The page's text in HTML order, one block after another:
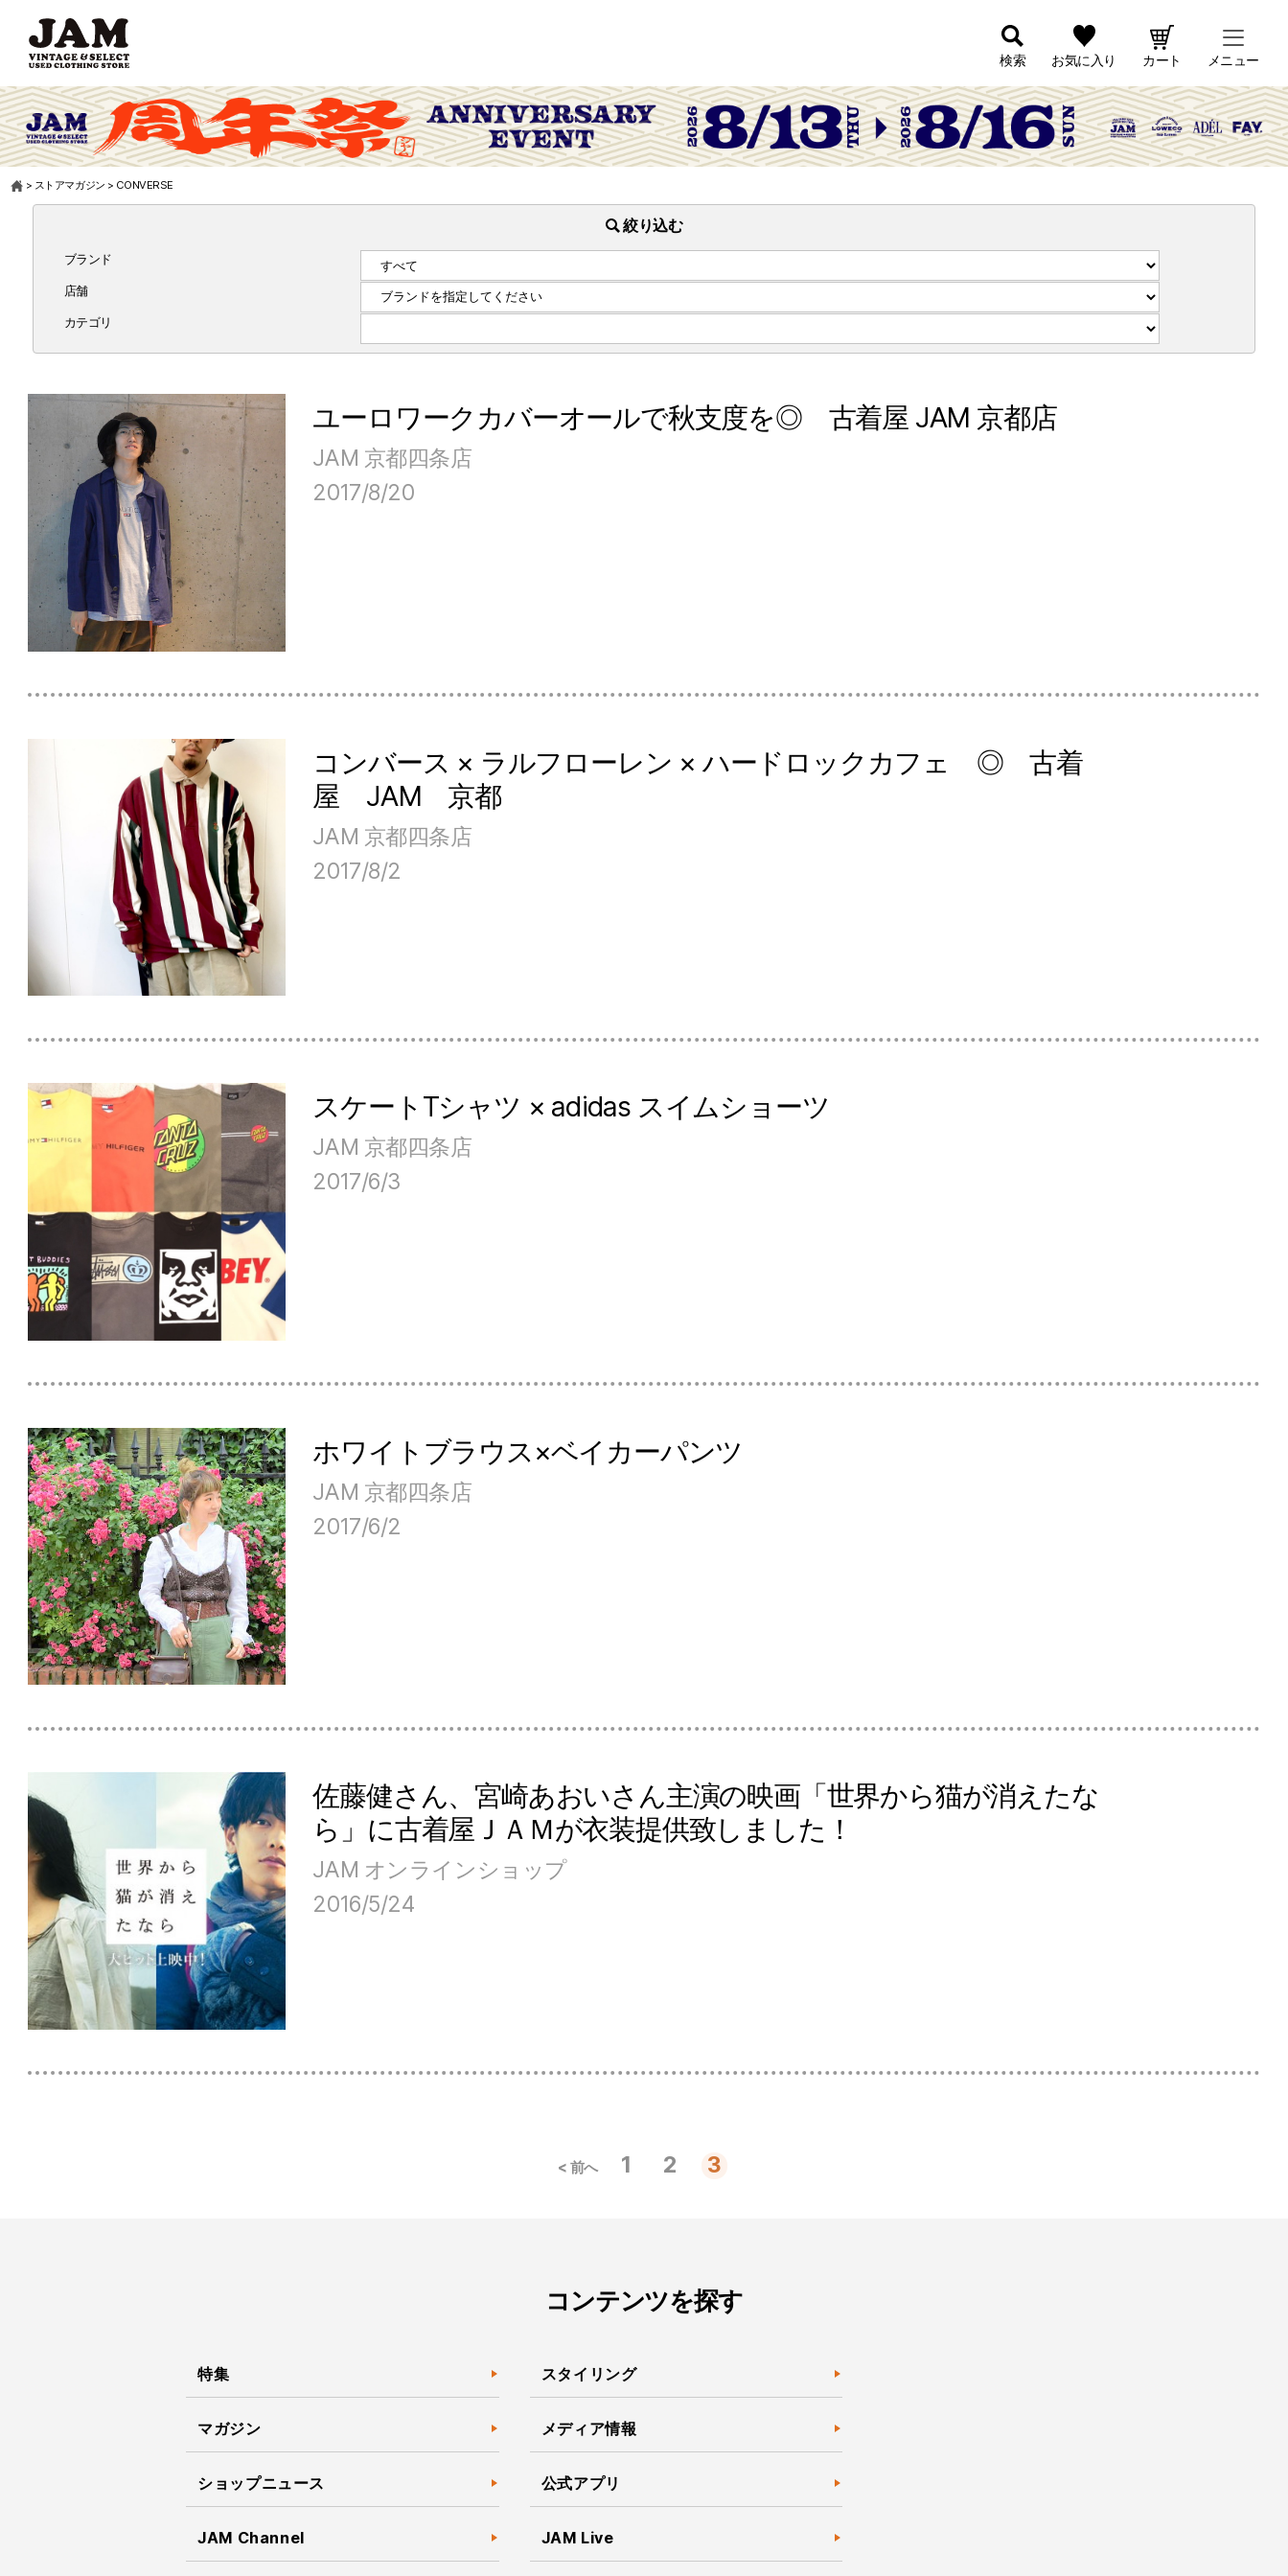
検索 お気に入り カート メニュー
> ストアマガジン > CONVERSE
絞り込む
ブランド
店舗
カテゴリ
ユーロワークカバーオールで秋支度を◎ 古着屋 JAM 京都店
JAM 京都四条店
2017/8/20
コンバース × ラルフローレン × ハードロックカフェ ◎ 古着
屋 JAM 京都
JAM 京都四条店
2017/8/2
スケートTシャツ × adidas スイムショーツ
JAM 京都四条店
2017/6/3
ホワイトブラウス×ベイカーパンツ
JAM 京都四条店
2017/6/2
佐藤健さん、宮崎あおいさん主演の映画「世界から猫が消えたな
ら」に古着屋ＪＡＭが衣装提供致しました！
JAM オンラインショップ
2016/5/24
稿
< 前へ 1 2 3
コンテンツを探す
特集 スタイリング
マガジン メディア情報
ショップニュース 公式アプリ
JAM Channel JAM Live